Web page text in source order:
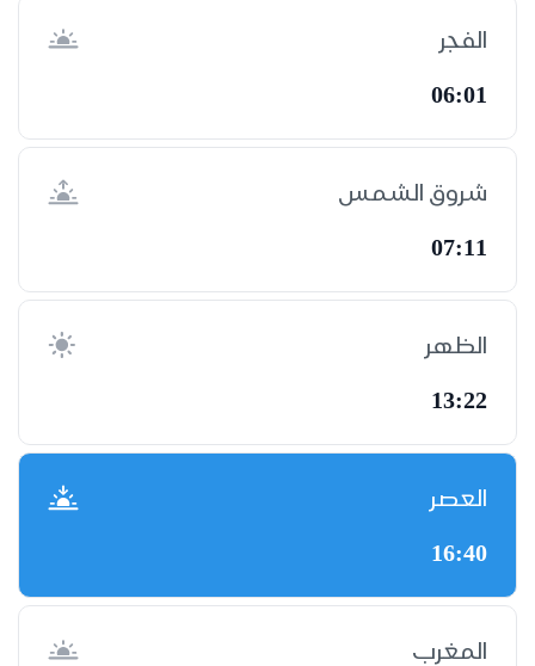
الفجر
06:01
شروق الشمس
07:11
الظهر
13:22
العصر
16:40
المغرب